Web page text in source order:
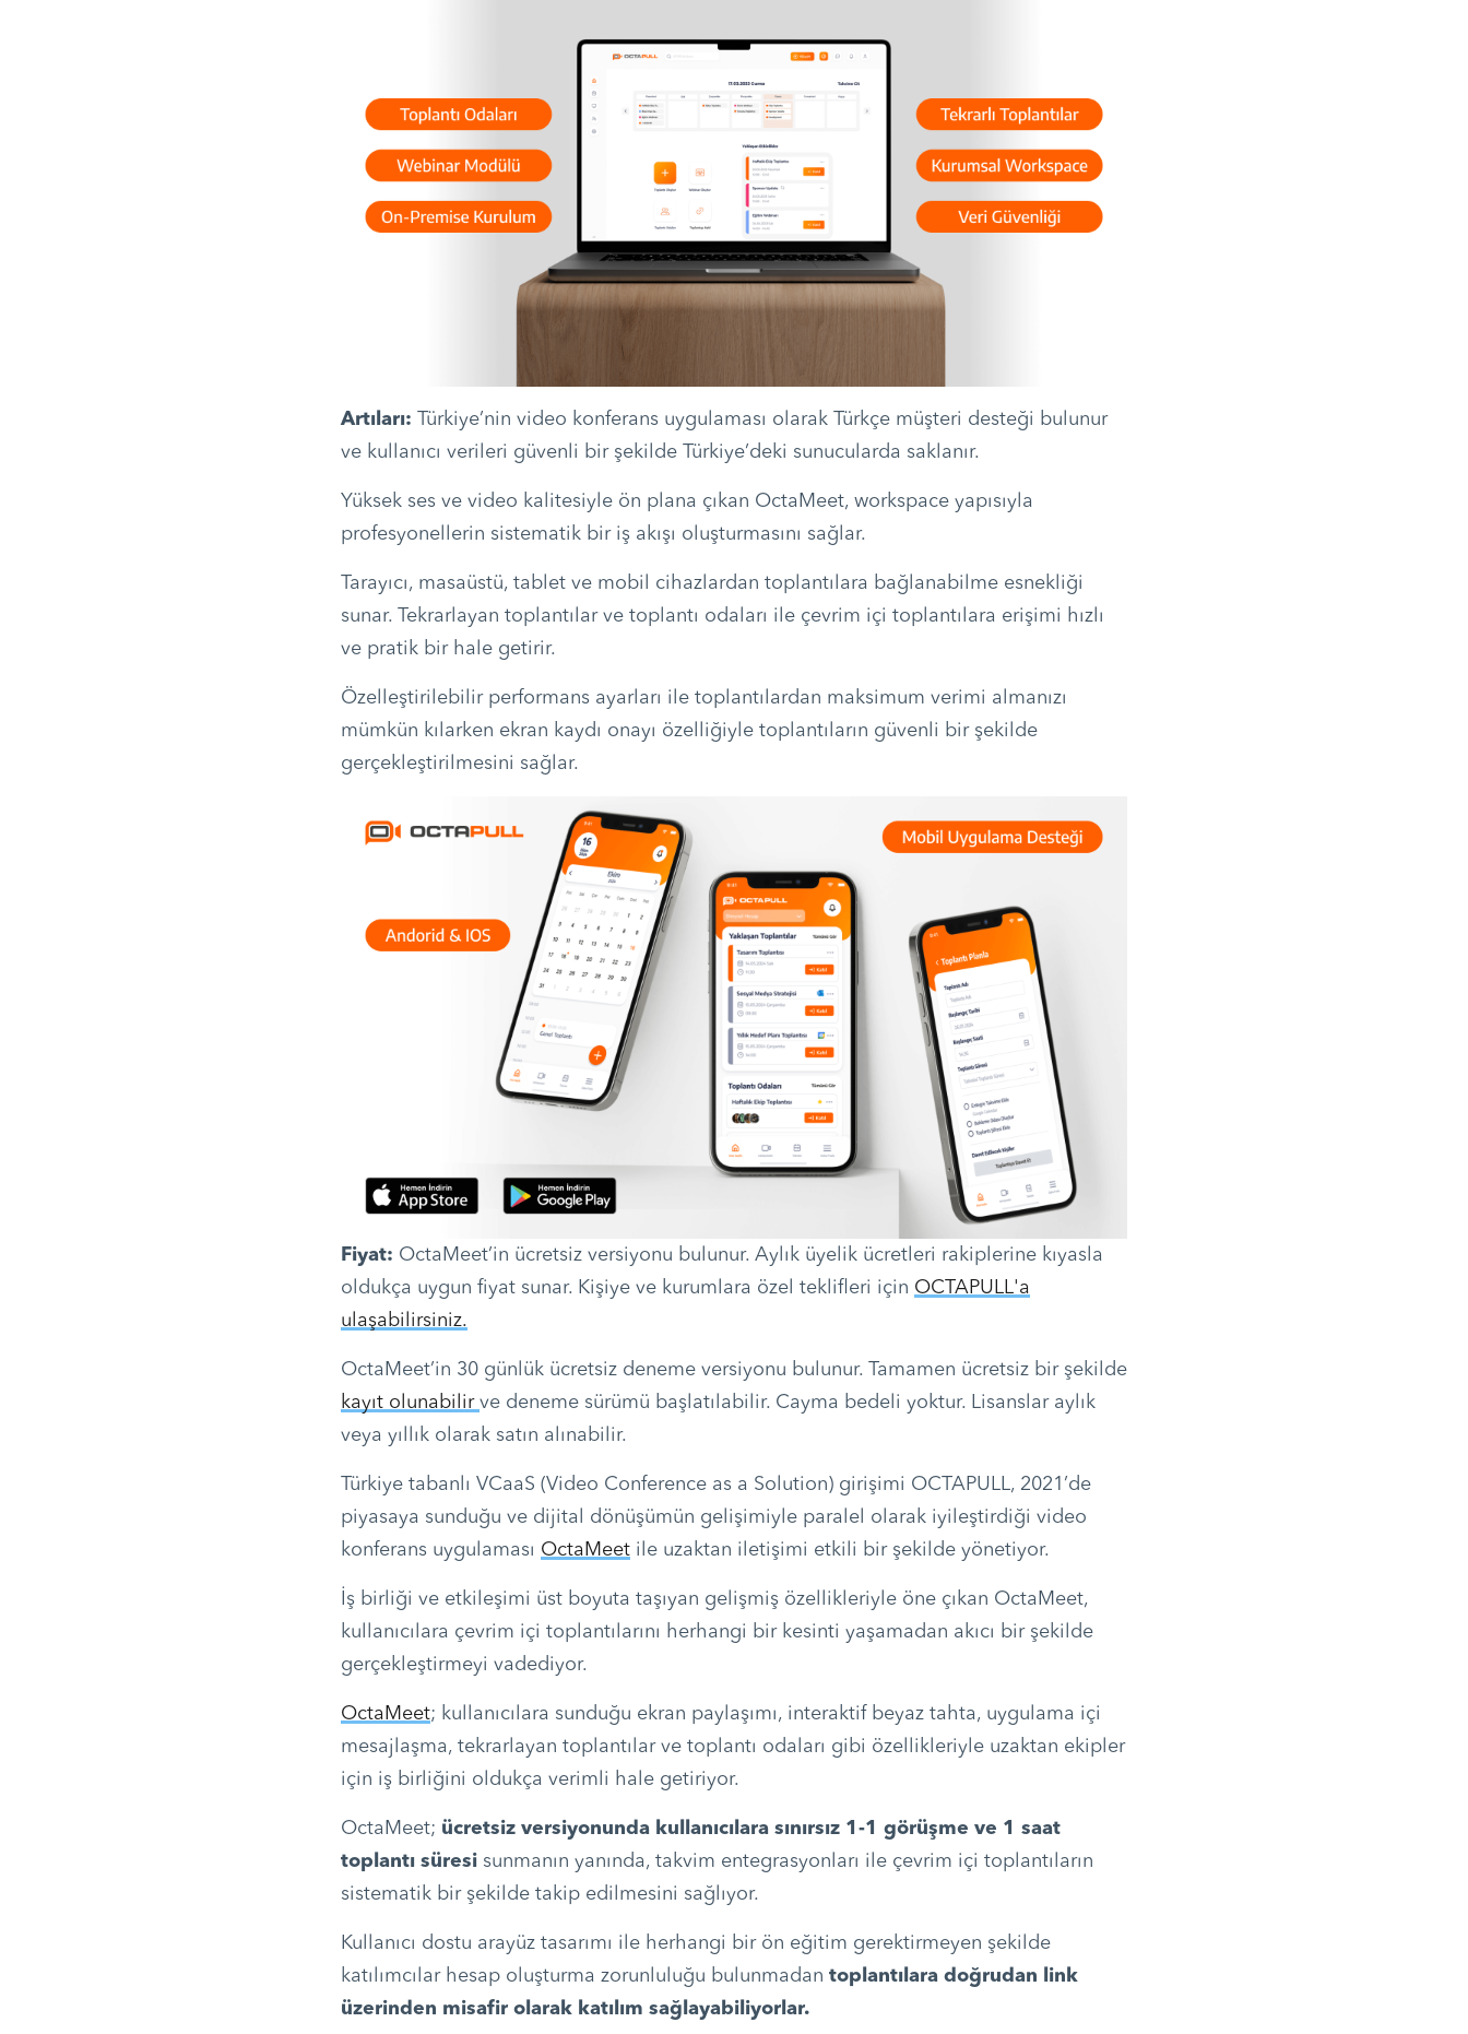
Artıları: Türkiye’nin video konferans uygulaması olarak Türkçe müşteri desteği bulunur
ve kullanıcı verileri güvenli bir şekilde Türkiye’deki sunucularda saklanır.
Yüksek ses ve video kalitesiyle ön plana çıkan OctaMeet, workspace yapısıyla
profesyonellerin sistematik bir iş akışı oluşturmasını sağlar.
Tarayıcı, masaüstü, tablet ve mobil cihazlardan toplantılara bağlanabilme esnekliği
sunar. Tekrarlayan toplantılar ve toplantı odaları ile çevrim içi toplantılara erişimi hızlı
ve pratik bir hale getirir.
Özelleştirilebilir performans ayarları ile toplantılardan maksimum verimi almanızı
mümkün kılarken ekran kaydı onayı özelliğiyle toplantıların güvenli bir şekilde
gerçekleştirilmesini sağlar.
Fiyat: OctaMeet’in ücretsiz versiyonu bulunur. Aylık üyelik ücretleri rakiplerine kıyasla
oldukça uygun fiyat sunar. Kişiye ve kurumlara özel teklifleri için OCTAPULL'a
ulaşabilirsiniz.
OctaMeet’in 30 günlük ücretsiz deneme versiyonu bulunur. Tamamen ücretsiz bir şekilde
kayıt olunabilir ve deneme sürümü başlatılabilir. Cayma bedeli yoktur. Lisanslar aylık
veya yıllık olarak satın alınabilir.
Türkiye tabanlı VCaaS (Video Conference as a Solution) girişimi OCTAPULL, 2021’de
piyasaya sunduğu ve dijital dönüşümün gelişimiyle paralel olarak iyileştirdiği video
konferans uygulaması OctaMeet ile uzaktan iletişimi etkili bir şekilde yönetiyor.
İş birliği ve etkileşimi üst boyuta taşıyan gelişmiş özellikleriyle öne çıkan OctaMeet,
kullanıcılara çevrim içi toplantılarını herhangi bir kesinti yaşamadan akıcı bir şekilde
gerçekleştirmeyi vadediyor.
OctaMeet; kullanıcılara sunduğu ekran paylaşımı, interaktif beyaz tahta, uygulama içi
mesajlaşma, tekrarlayan toplantılar ve toplantı odaları gibi özellikleriyle uzaktan ekipler
için iş birliğini oldukça verimli hale getiriyor.
OctaMeet; ücretsiz versiyonunda kullanıcılara sınırsız 1-1 görüşme ve 1 saat
toplantı süresi sunmanın yanında, takvim entegrasyonları ile çevrim içi toplantıların
sistematik bir şekilde takip edilmesini sağlıyor.
Kullanıcı dostu arayüz tasarımı ile herhangi bir ön eğitim gerektirmeyen şekilde
katılımcılar hesap oluşturma zorunluluğu bulunmadan toplantılara doğrudan link
üzerinden misafir olarak katılım sağlayabiliyorlar.